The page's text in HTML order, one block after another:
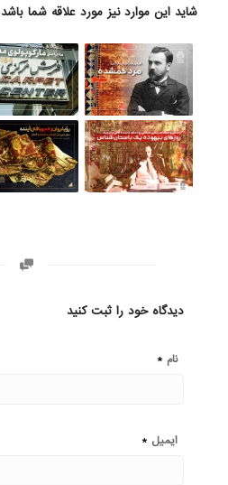
شاید این موارد نیز مورد علاقه شما باشد
دیدگاه خود را ثبت کنید
نام *
ایمیل *